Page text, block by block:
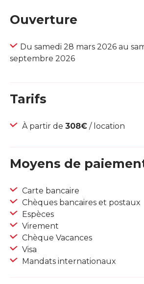
Ouverture
Du samedi 28 mars 2026 au
septembre 2026
Tarifs
À partir de 308€ / location
Moyens de
Carte bancaire
Chèques bancaires et postaux
Espèces
Virement
Chèque Vacances
Visa
Mandats internationaux